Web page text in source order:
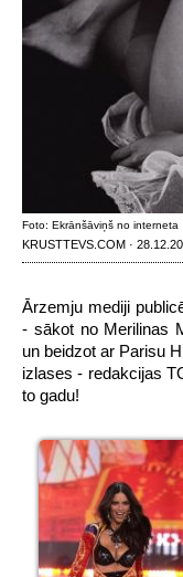
Foto: Ekrānšāviņš no interneta
KRUSTTEVS.COM ·
Ārzemju mediji
- sākot no Merilinas
un beidzot ar Parisu
izlases - redakcijas
to gadu!